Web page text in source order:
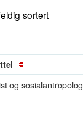
sortert
og sosialantropolog